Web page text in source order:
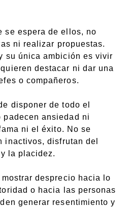
se espera de ellos, no
ni realizar propuestas.
su única ambición es vivir
destacar ni dar una
o compañeros.
disponer de todo el
padecen ansiedad ni
ni el éxito. No se
inactivos, disfrutan del
la placidez.
desprecio hacia lo
o hacia las personas
generar resentimiento y